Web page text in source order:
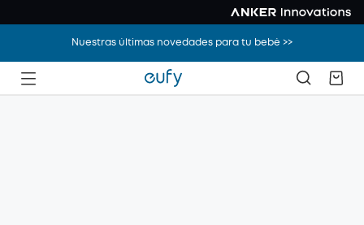
Nuestras últimas novedades para tu bebé >>